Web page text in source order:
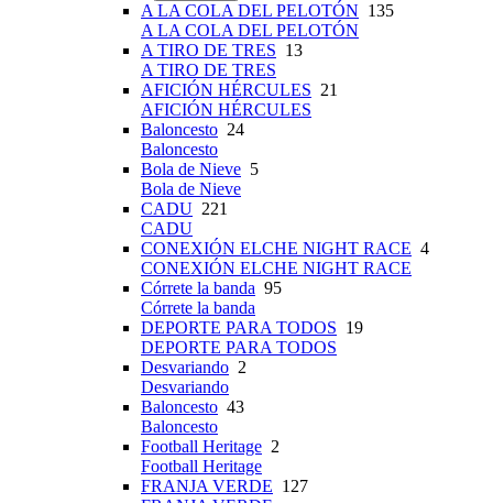
A LA COLA DEL PELOTÓN 135
A LA COLA DEL PELOTÓN
A TIRO DE TRES 13
A TIRO DE TRES
AFICIÓN HÉRCULES 21
AFICIÓN HÉRCULES
Baloncesto 24
Baloncesto
Bola de Nieve 5
Bola de Nieve
CADU 221
CADU
CONEXIÓN ELCHE NIGHT RACE 4
CONEXIÓN ELCHE NIGHT RACE
Córrete la banda 95
Córrete la banda
DEPORTE PARA TODOS 19
DEPORTE PARA TODOS
Desvariando 2
Desvariando
Baloncesto 43
Baloncesto
Football Heritage 2
Football Heritage
FRANJA VERDE 127